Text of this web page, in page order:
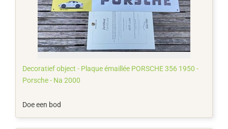
Decoratief object - Plaque émaillée PORSCHE 356 1950 -
Porsche - Na 2000
Doe een bod